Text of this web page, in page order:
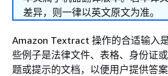
差异，则一律以英文原文为准。
Amazon Textract 操作的合适输入
些例子是法律文件、表格、身份证
题或提示的文档，以便用户提供答